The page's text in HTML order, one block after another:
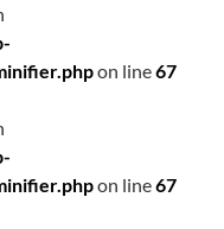
on line67
on line67